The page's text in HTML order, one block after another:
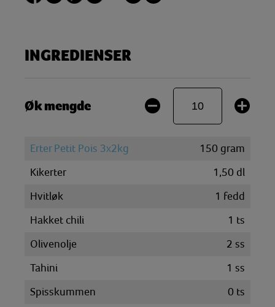
INGREDIENSER
Øk mengde
Erter Petit Pois 3x2kg 150 gram
Kikerter
1,50 dl
Hvitløk
1 fedd
Hakket chili
1 ts
Olivenolje
2 ss
Tahini
1 ss
Spisskummen
0 ts